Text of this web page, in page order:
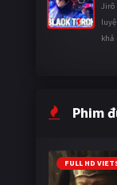
Jirô
khả
Phim
FULL HD